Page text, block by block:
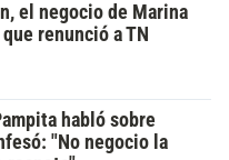
el negocio de Marina
renunció a TN
habló sobre
"No negocio la